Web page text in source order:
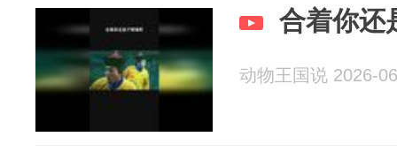
合着你还
动物王国说 2026-